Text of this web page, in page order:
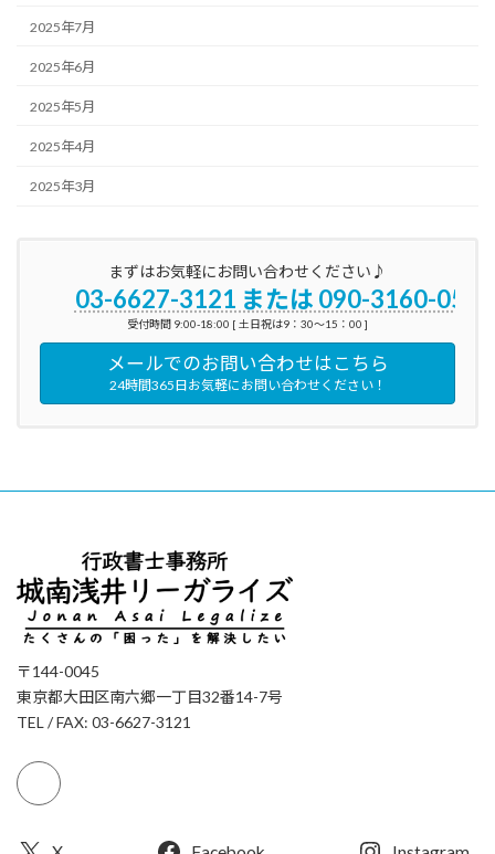
2025年7月
2025年6月
2025年5月
2025年4月
2025年3月
まずはお気軽にお問い合わせください♪
03-6627-3121 または 090-3160-0596
受付時間 9:00-18:00 [ 土日祝は9：30～15：00 ]
メールでのお問い合わせはこちら
24時間365日お気軽にお問い合わせください！
〒144-0045
東京都大田区南六郷一丁目32番14-7号
TEL / FAX: 03-6627-3121